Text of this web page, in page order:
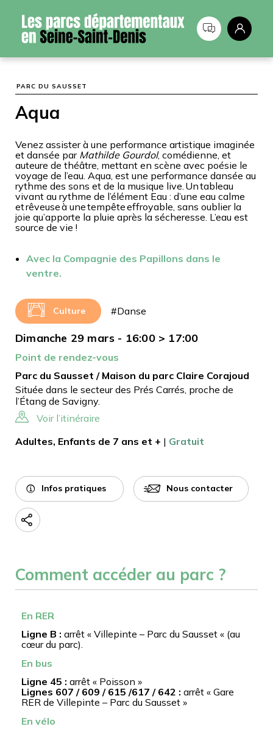
PARC DU SAUSSET
Aqua
Venez assister à une performance artistique imaginée
et dansée par Mathilde Gourdol, comédienne, et
auteure de théâtre, mettant en scène avec poésie le
voyage de l’eau. Aqua, est une performance dansée au
rythme des sons et de la musique live. Un tableau
vivant au rythme de l’élément Eau : d’une eau calme
et rêveuse à une tempête effroyable, sans oublier la
joie qu’apporte la pluie après la sécheresse. L’eau est
source de vie !
Avec la Compagnie des Papillons dans le
ventre.
Culture #Danse
Dimanche 29 mars - 16:00 > 17:00
Point de rendez-vous
Parc du Sausset / Maison du parc Claire Corajoud
Située dans le secteur des Prés Carrés, proche de
l’Étang de Savigny.
Voir l’itinéraire
Adultes, Enfants de 7 ans et + | Gratuit
Infos pratiques Nous contacter
Comment accéder au parc ?
En RER
Ligne B : arrêt « Villepinte – Parc du Sausset « (au
cœur du parc).
En bus
Ligne 45 : arrêt « Poisson »
Lignes 607 / 609 / 615 /617 / 642 : arrêt « Gare
RER de Villepinte – Parc du Sausset »
En vélo